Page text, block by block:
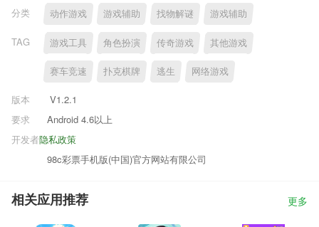
分类
动作游戏 游戏辅助 找物解谜 游戏辅助
TAG 游戏工具 角色扮演 传奇游戏 其他游戏
赛车竞速 扑克棋牌 逃生 网络游戏
版本
V1.2.1
要求
Android 4.6以上
隐私政策
开发者
98c彩票手机版(中国)官方网站有限公司
相关应用推荐 更多